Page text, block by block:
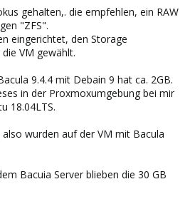
gehalten,. die empfehlen, ein RAW
"ZFS".
eingerichtet, den Storage
VM gewählt.
9.4.4 mit Debain 9 hat ca. 2GB.
in der Proxmoxumgebung bei mir
18.04LTS.
wurden auf der VM mit Bacula
Bacuia Server blieben die 30 GB